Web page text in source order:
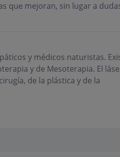
que mejoran, sin lugar a
y médicos naturistas.
y de Mesoterapia. El
de la plástica y de la